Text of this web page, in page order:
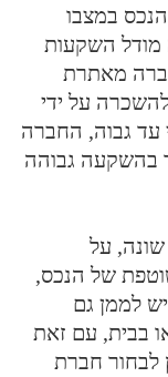
במצבו
מודל השקעות
מאתרת
על ידי
עד גבוה, החברה
בהשקעה גבוהה
על
של הנכס,
לממן גם
בבית, עם זאת
לבחור חברת